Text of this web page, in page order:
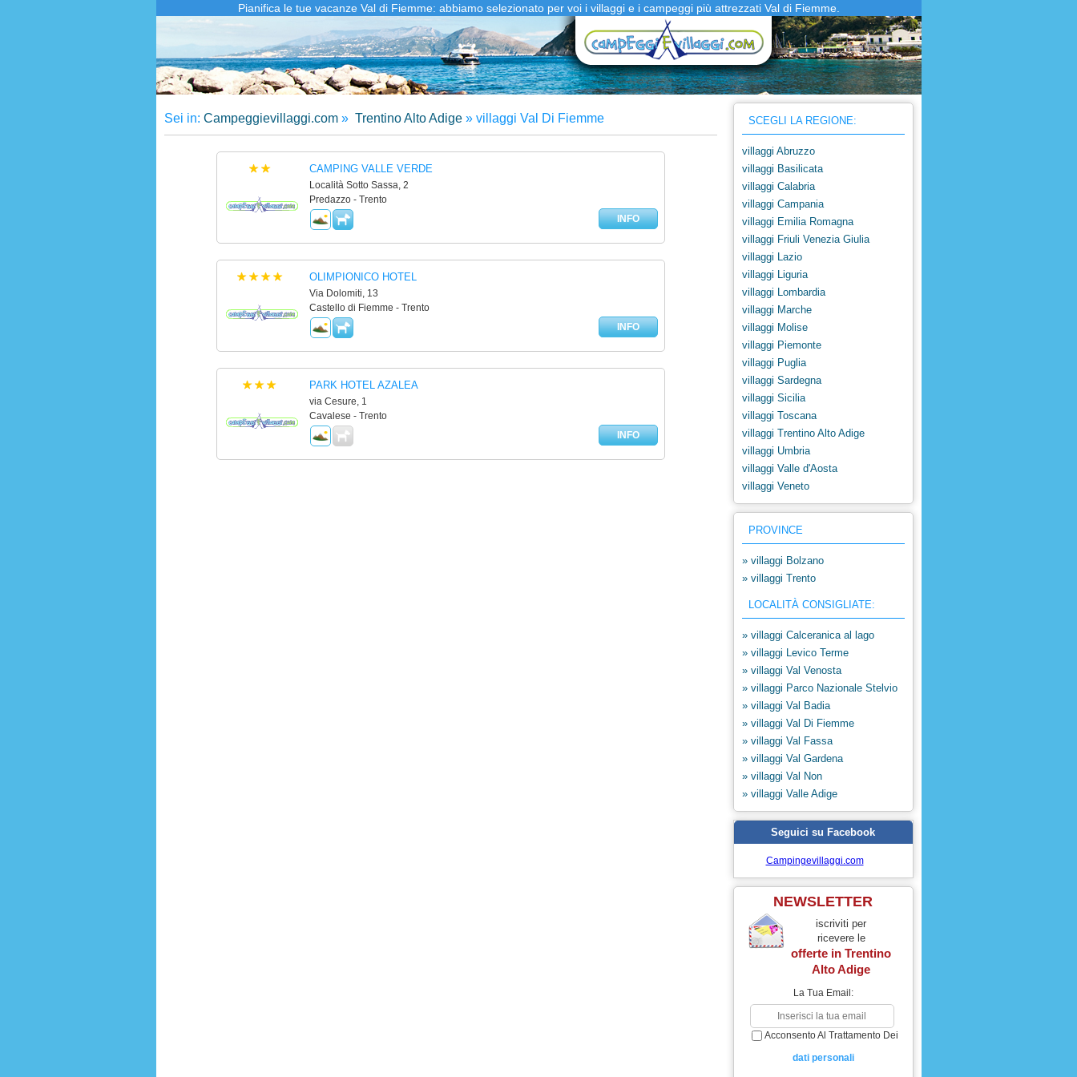
Pianifica le tue vacanze Val di Fiemme: abbiamo selezionato per voi i villaggi e i campeggi più attrezzati Val di Fiemme.
Sei in: Campeggievillaggi.com» Trentino Alto Adige» villaggi Val Di Fiemme
CAMPING VALLE VERDE
Località Sotto Sassa, 2
Predazzo - Trento
INFO
OLIMPIONICO HOTEL
Via Dolomiti, 13
Castello di Fiemme - Trento
INFO
PARK HOTEL AZALEA
via Cesure, 1
Cavalese - Trento
INFO
SCEGLI LA REGIONE:
villaggi Abruzzo
villaggi Basilicata
villaggi Calabria
villaggi Campania
villaggi Emilia Romagna
villaggi Friuli Venezia Giulia
villaggi Lazio
villaggi Liguria
villaggi Lombardia
villaggi Marche
villaggi Molise
villaggi Piemonte
villaggi Puglia
villaggi Sardegna
villaggi Sicilia
villaggi Toscana
villaggi Trentino Alto Adige
villaggi Umbria
villaggi Valle d'Aosta
villaggi Veneto
PROVINCE
» villaggi Bolzano
» villaggi Trento
LOCALITÀ CONSIGLIATE:
» villaggi Calceranica al lago
» villaggi Levico Terme
» villaggi Val Venosta
» villaggi Parco Nazionale Stelvio
» villaggi Val Badia
» villaggi Val Di Fiemme
» villaggi Val Fassa
» villaggi Val Gardena
» villaggi Val Non
» villaggi Valle Adige
Seguici su Facebook
Campingevillaggi.com
NEWSLETTER
iscriviti per
ricevere le
offerte in Trentino
Alto Adige
La Tua Email:
Acconsento Al Trattamento Dei
dati personali